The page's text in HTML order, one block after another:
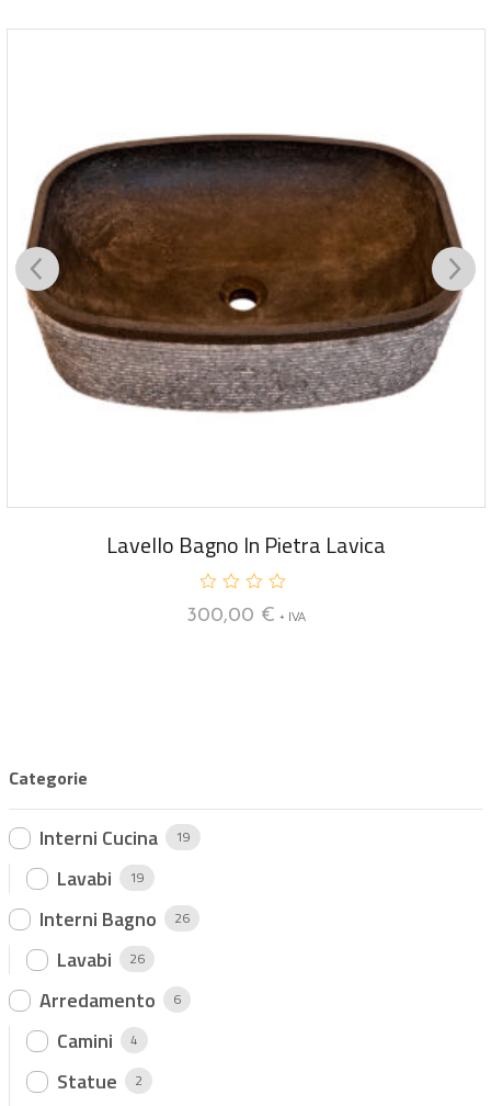
Lavello Bagno In Pietra Lavica
V
a
300,00 € + IVA
Categorie
Interni Cucina 19
Lavabi 19
Interni Bagno 26
Lavabi 26
Arredamento 6
Camini 4
Statue 2